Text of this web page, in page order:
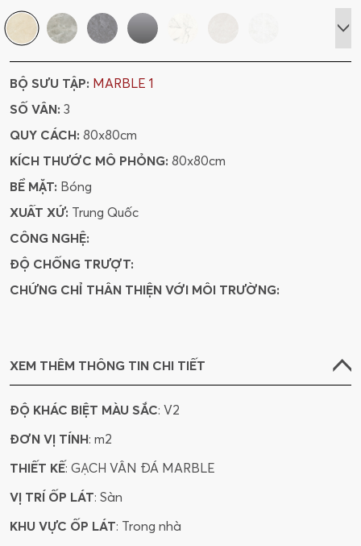
75150JA715043Q 75150Z71511QG
BỘ SƯU TẬP: MARBLE 1
SỐ VÂN: 3
QUY CÁCH: 80x80cm
KÍCH THƯỚC MÔ PHỎNG: 80x80cm
BỀ MẶT: Bóng
XUẤT XỨ: Trung Quốc
CÔNG NGHỆ:
ĐỘ CHỐNG TRƯỢT:
CHỨNG CHỈ THÂN THIỆN VỚI MÔI TRƯỜNG:
XEM THÊM THÔNG TIN CHI TIẾT
ĐỘ KHÁC BIỆT MÀU SẮC: V2
ĐƠN VỊ TÍNH: m2
THIẾT KẾ: GẠCH VÂN ĐÁ MARBLE
VỊ TRÍ ỐP LÁT: Sàn
KHU VỰC ỐP LÁT: Trong nhà